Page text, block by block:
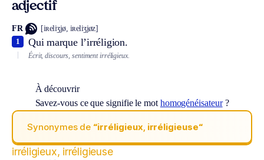
adjectif
FR [iʀeliʒjø, iʀeliʒjøz]
Qui marque l’irréligion.
1
Écrit, discours, sentiment irréligieux.
À découvrir
Savez-vous ce que signifie le mot homogénéisateur?
Synonymes de “irréligieux, irréligieuse“
irréligieux, irréligieuse